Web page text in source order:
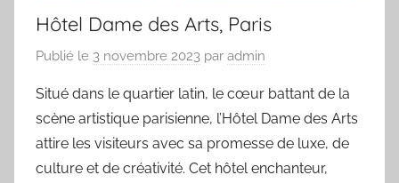
Hôtel Dame des Arts, Paris
Publié le 3 novembre 2023 par admin
Situé dans le quartier latin, le cœur battant de la
scène artistique parisienne, l’Hôtel Dame des Arts
attire les visiteurs avec sa promesse de luxe, de
culture et de créativité. Cet hôtel enchanteur,